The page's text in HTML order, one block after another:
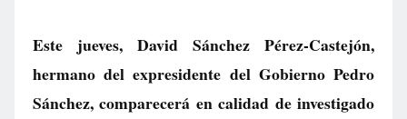
Este jueves, David Sánchez Pérez-Castejón,
hermano del expresidente del Gobierno Pedro
Sánchez, comparecerá en calidad de investigado